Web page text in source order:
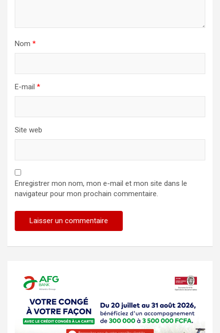
Nom *
E-mail *
Site web
Enregistrer mon nom, mon e-mail et mon site dans le
navigateur pour mon prochain commentaire.